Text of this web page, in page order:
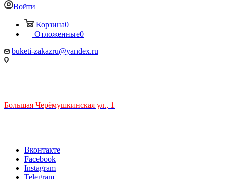
Войти
Корзина0
Отложенные0
buketi-zakazru@yandex.ru
Большая Черёмушкинская ул., 1
Вконтакте
Facebook
Instagram
Telegram